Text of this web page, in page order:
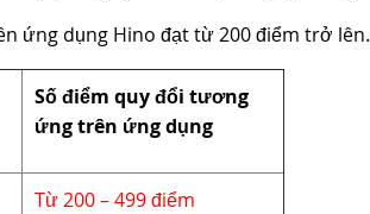
ứng dụng Hino đạt từ 200 điểm trở lên.
Số điểm quy đổi tương
ứng trên ứng dụng
Từ 200 – 499 điểm